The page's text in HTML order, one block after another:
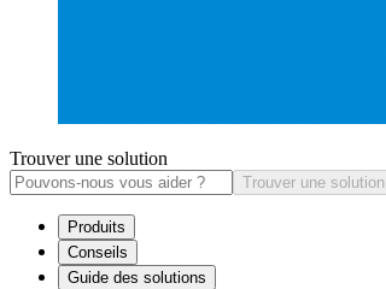
Trouver une solution
Trouver une solution
Produits
Conseils
Guide des solutions